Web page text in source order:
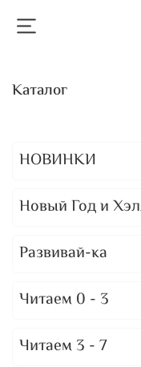
Каталог
НОВИНКИ
Новый Год и
Развивай-ка
Читаем 0 - 3
Читаем 3 - 7